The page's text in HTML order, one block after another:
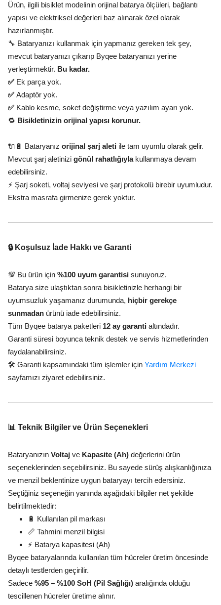
Ürün, ilgili bisiklet modelinin orijinal batarya ölçüleri, bağlantı
yapısı ve elektriksel değerleri baz alınarak özel olarak
hazırlanmıştır.
🔧 Bataryanızı kullanmak için yapmanız gereken tek şey,
mevcut bataryanızı çıkarıp Byqee bataryanızı yerine
yerleştirmektir. Bu kadar.
✅ Ek parça yok.
✅ Adaptör yok.
✅ Kablo kesme, soket değiştirme veya yazılım ayarı yok.
🔁 Bisikletinizin orijinal yapısı korunur.
🔌🔋 Bataryanız orijinal şarj aleti ile tam uyumlu olarak gelir.
Mevcut şarj aletinizi gönül rahatlığıylakullanmaya devam
edebilirsiniz.
⚡ Şarj soketi, voltaj seviyesi ve şarj protokolü birebir uyumludur.
Ekstra masrafa girmenize gerek yoktur.
🔒 Koşulsuz İade Hakkı ve Garanti
💯 Bu ürün için %100 uyum garantisi sunuyoruz.
Batarya size ulaştıktan sonra bisikletinizle herhangi bir
uyumsuzluk yaşamanız durumunda, hiçbir gerekçe
sunmadan ürünü iade edebilirsiniz.
Tüm Byqee batarya paketleri 12 ay garanti altındadır.
Garanti süresi boyunca teknik destek ve servis hizmetlerinden
faydalanabilirsiniz.
🛠️ Garanti kapsamındaki tüm işlemler için Yardım Merkezi
sayfamızı ziyaret edebilirsiniz.
📊 Teknik Bilgiler ve Ürün Seçenekleri
Bataryanızın Voltaj ve Kapasite (Ah) değerlerini ürün
seçeneklerinden seçebilirsiniz. Bu sayede sürüş alışkanlığınıza
ve menzil beklentinize uygun bataryayı tercih edersiniz.
Seçtiğiniz seçeneğin yanında aşağıdaki bilgiler net şekilde
belirtilmektedir:
🔋 Kullanılan pil markası
📏 Tahmini menzil bilgisi
⚡ Batarya kapasitesi (Ah)
Byqee bataryalarında kullanılan tüm hücreler üretim öncesinde
detaylı testlerden geçirilir.
Sadece %95 – %100 SoH (Pil Sağlığı) aralığında olduğu
tescillenen hücreler üretime alınır.